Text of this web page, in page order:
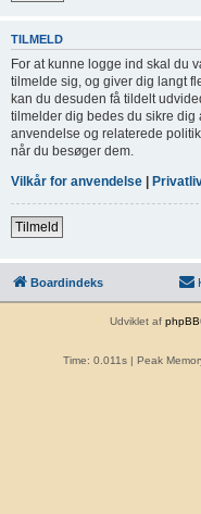
TILMELD
For at kunne logge ind skal du
tilmelde sig, og giver dig langt
kan du desuden få tildelt
tilmelder dig bedes du sikre dig
anvendelse og relaterede
når du besøger dem.
Vilkår for anvendelse
Tilmeld
Boardindeks
Udviklet af phpBB
Time: 0.011s | Peak